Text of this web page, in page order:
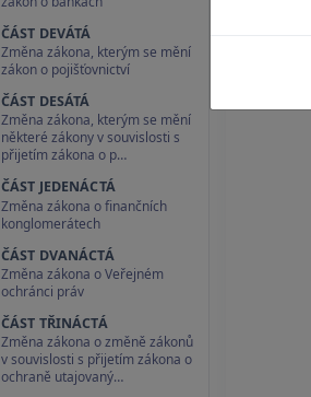
ČÁST DEVÁTÁ
Změna zákona, kterým se mění
zákon o pojišťovnictví
ČÁST DESÁTÁ
Změna zákona, kterým se mění
některé zákony v souvislosti s
přijetím zákona o p…
ČÁST JEDENÁCTÁ
Změna zákona o finančních
konglomerátech
ČÁST DVANÁCTÁ
Změna zákona o Veřejném
ochránci práv
ČÁST TŘINÁCTÁ
Změna zákona o změně zákonů
v souvislosti s přijetím zákona o
ochraně utajovaný…